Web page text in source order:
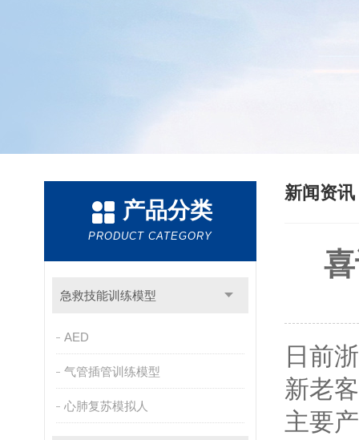
产品分类
PRODUCT CATEGORY
急救技能训练模型
AED
气管插管训练模型
心肺复苏模拟人
新闻资讯
日前
新老
主要